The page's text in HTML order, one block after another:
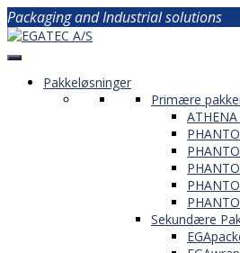
Packaging and Industrial solutions
Pakkeløsninger
Primære
Sekundære